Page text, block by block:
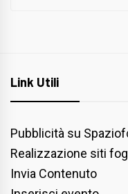
Link Utili
Pubblicità su
Realizzazione siti
Invia Contenuto